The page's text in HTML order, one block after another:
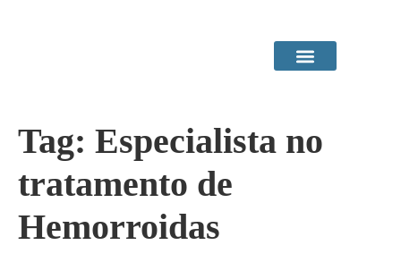
Tag: Especialista no
tratamento de
Hemorroidas